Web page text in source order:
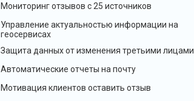
Мониторинг отзывов с 25 источников
Управление актуальностью информации на
геосервисах
Защита данных от изменения третьими лицами
Автоматические отчеты на почту
Мотивация клиентов оставить отзыв